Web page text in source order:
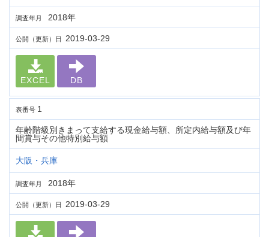
調査年月 2018年
公開（更新）日 2019-03-29
EXCEL DB
表番号 1
年齢階級別きまって支給する現金給与額、所定内給与額及び年
間賞与その他特別給与額
大阪・兵庫
調査年月 2018年
公開（更新）日 2019-03-29